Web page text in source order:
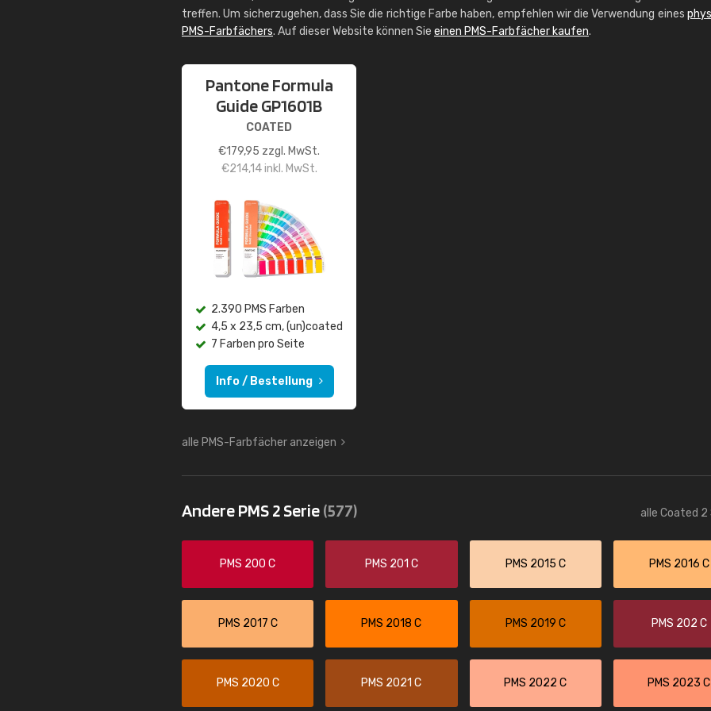
treffen. Um sicherzugehen, dass Sie die richtige Farbe haben, empfehlen wir die Verwendung eines
PMS-Farbfächers. Auf dieser Website können Sie einen PMS-Farbfächer kaufen.
Pantone Formula
Guide GP1601B
COATED
€179,95 zzgl. MwSt.
€214,14inkl. MwSt.
2.390 PMS Farben
4,5 x 23,5 cm, (un)coated
7 Farben pro Seite
Info / Bestellung
alle PMS-Farbfächer anzeigen
Andere PMS 2 Serie(577) alle Coated 2
PMS 200 C PMS 201 C PMS 2015 C PMS 2016 C
PMS 2017 C PMS 2018 C PMS 2019 C PMS 202 C
PMS 2020 C PMS 2021 C PMS 2022 C PMS 2023 C